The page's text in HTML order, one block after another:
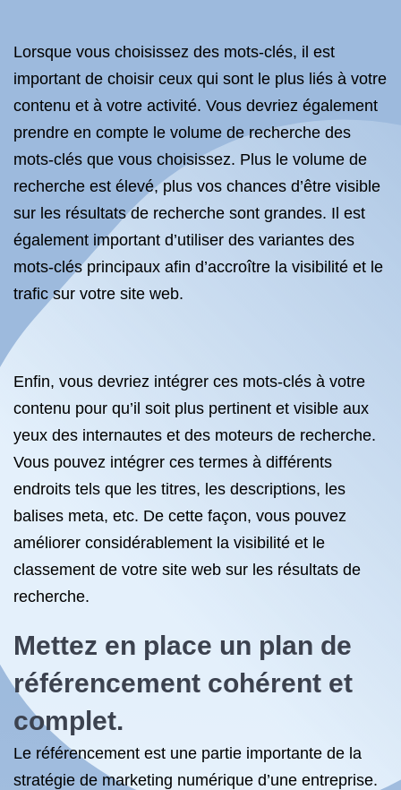
Lorsque vous choisissez des mots-clés, il est
important de choisir ceux qui sont le plus liés à votre
contenu et à votre activité. Vous devriez également
prendre en compte le volume de recherche des
mots-clés que vous choisissez. Plus le volume de
recherche est élevé, plus vos chances d’être visible
sur les résultats de recherche sont grandes. Il est
également important d’utiliser des variantes des
mots-clés principaux afin d’accroître la visibilité et le
trafic sur votre site web.
Enfin, vous devriez intégrer ces mots-clés à votre
contenu pour qu’il soit plus pertinent et visible aux
yeux des internautes et des moteurs de recherche.
Vous pouvez intégrer ces termes à différents
endroits tels que les titres, les descriptions, les
balises meta, etc. De cette façon, vous pouvez
améliorer considérablement la visibilité et le
classement de votre site web sur les résultats de
recherche.
Mettez en place un plan de
référencement cohérent et
complet.
Le référencement est une partie importante de la
stratégie de marketing numérique d’une entreprise.